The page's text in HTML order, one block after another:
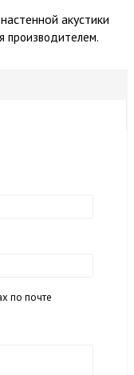
акустики
производителем.
по почте